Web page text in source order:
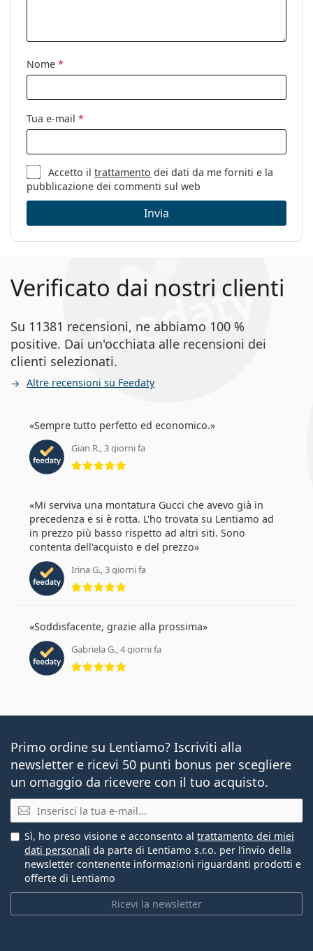
Utilizzo:
Sport
Sport:
Nome *
Tua e-mail *
Accetto iltrattamento dei dati da me forniti e la
pubblicazione dei commenti sul web
Invia
Verificato dai nostri clienti
Su 11381 recensioni, ne abbiamo 100 %
positive. Dai un'occhiata alle recensioni dei
clienti selezionati.
Altre recensioni su Feedaty
Sempre tutto perfetto ed economico.
Gian R., 3 giorni fa
Mi serviva una montatura Gucci che avevo già in
precedenza e si è rotta. L'ho trovata su Lentiamo ad
in prezzo più basso rispetto ad altri siti. Sono
contenta dell'acquisto e del prezzo
Irina G., 3 giorni fa
Soddisfacente, grazie alla prossima
Gabriela G., 4 giorni fa
valutazione 5 di 5
Primo ordine su Lentiamo? Iscriviti alla
newsletter e ricevi 50 punti bonus per scegliere
un omaggio da ricevere con il tuo acquisto.
E-mail
Ricevi la newsletter
Sì, ho preso visione e acconsento al trattamento dei miei
dati personali da parte di Lentiamo s.r.o. per l’invio della
newsletter contenente informazioni riguardanti prodotti e
offerte di Lentiamo